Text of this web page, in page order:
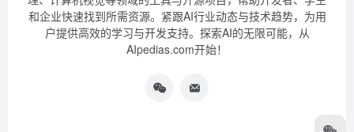
和企业快速找到所需资源。紧跟AI行业动态与技术趋势，为用
户提供高效的学习与开发支持。探索AI的无限可能，从
AIpedias.com开始！